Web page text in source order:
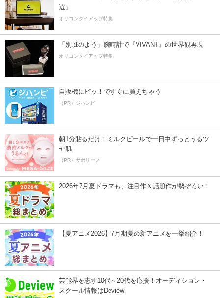
選」
オリコンタイアップ特集
「別班のよう」腕時計で『VIVANT』の世界観再現
オリコンタイアップ特集
自販機にピッ！ですぐに買えちゃう
（PR）ジハンピ
朝1分貼るだけ！ミルクピールで一日中ずっとうるツ
ヤ肌
（PR）サボリーノ
2026年7月夏ドラマも、注目作＆話題作が勢ぞろい！
【夏アニメ2026】7月期夏の新アニメを一挙紹介！
芸能界を志す10代～20代を応援！オーディション・
スクール情報はDeview